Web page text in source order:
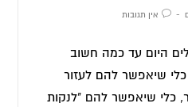
אין תגובות
היום עד כמה חשוב
שיאפשר להם לעזור
כלי שיאפשר להם "לנקות